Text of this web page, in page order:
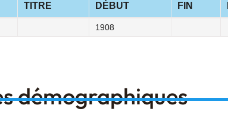
TITRE DÉBUT FIN
1908
démographiques